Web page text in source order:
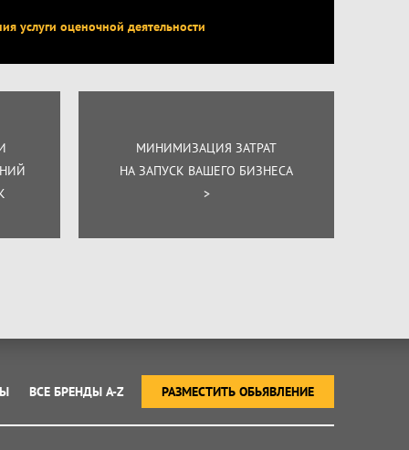
услуги оценочной деятельности
МИНИМИЗАЦИЯ ЗАТРАТ
НА ЗАПУСК ВАШЕГО БИЗНЕСА
>
РАЗМЕСТИТЬ ОБЬЯВЛЕНИЕ
ВСЕ БРЕНДЫ A-Z